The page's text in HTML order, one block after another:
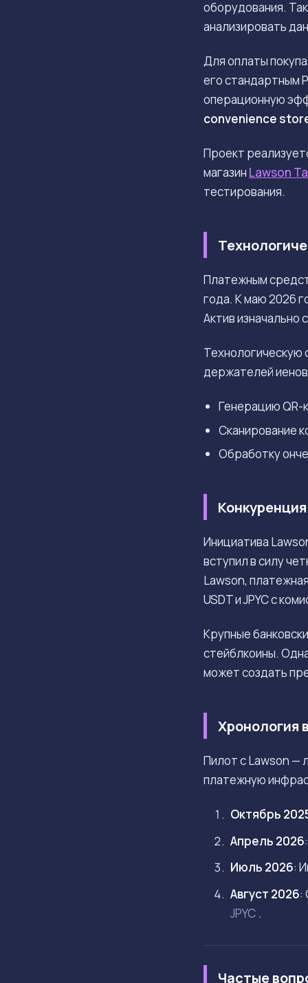
оборудования.
анализировать
Для оплаты
его стандартным
операционную
convenience
Проект
магазин Lawson
тестирования.
Платежным
года. К маю 2026
Актив изначально
Технологическую
держателей
Генерацию QR-
Сканирование
Обработку
Инициатива
вступил в силу
Lawson,
USDT и JPYC с
Крупные
стейблкоины.
может создать
Хронология
Пилот с Lawson —
платежную
Октябрь
Апрель 2026
Июль 2026:
Август 2026:
JPYC .
Частые